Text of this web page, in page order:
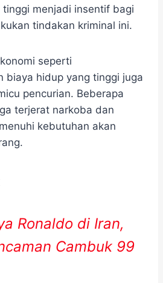
menjadi insentif bagi
tindakan kriminal ini.
seperti
biaya hidup yang tinggi juga
pencurian. Beberapa
terjerat narkoba dan
kebutuhan akan
Ronaldo di Iran,
Cambuk 99